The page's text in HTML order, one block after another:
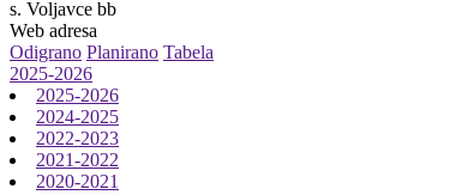
s. Voljavce bb
Web adresa
Odigrano Planirano Tabela
2025-2026
2025-2026
2024-2025
2022-2023
2021-2022
2020-2021